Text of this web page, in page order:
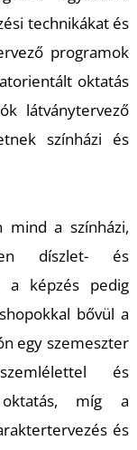
technikákat és
programok
oktatás
látványtervező
színházi és
mind a színházi,
díszlet- és
a képzés pedig
bővül a
egy szemeszter
és
míg a
és